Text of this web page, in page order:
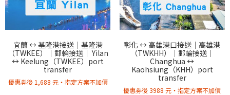
宜蘭 ↔︎ 基隆港接送｜基隆港
（TWKEE）｜郵輪接送｜ Yilan
↔︎ Keelung（TWKEE）port
transfer
優惠劵後 1,688 元・指定方案不加價
彰化 ↔︎ 高雄港口接送｜高雄港
（TWKHH）｜郵輪接送｜
Changhua ↔︎
Kaohsiung（KHH）port
transfer
優惠劵後 3988 元・指定方案不加價